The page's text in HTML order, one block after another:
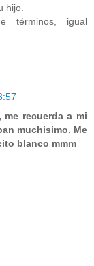
hijo.
términos, igual
recuerda a mi
muchisimo. Me
blanco mmm